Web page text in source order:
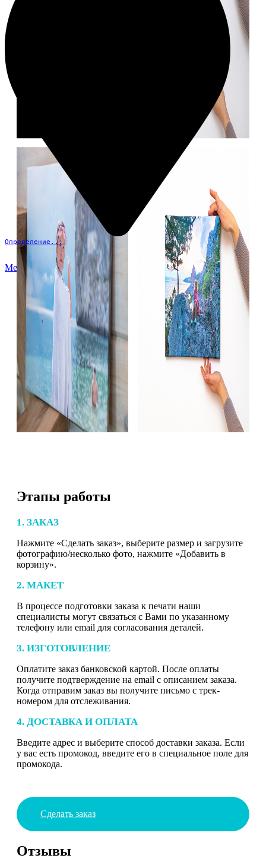
Определение...
Меню
Этапы работы
1. ЗАКАЗ
Нажмите «Сделать заказ», выберите размер и загрузите
фотографию/несколько фото, нажмите «Добавить в
корзину».
2. МАКЕТ
В процессе подготовки заказа к печати наши
специалисты могут связаться с Вами по указанному
телефону или email для согласования деталей.
3. ИЗГОТОВЛЕНИЕ
Оплатите заказ банковской картой. После оплаты
получите подтверждение на email с описанием заказа.
Когда отправим заказ вы получите письмо с трек-
номером для отслеживания.
4. ДОСТАВКА И ОПЛАТА
Введите адрес и выберите способ доставки заказа. Если
у вас есть промокод, введите его в специальное поле для
промокода.
Сделать заказ
Отзывы